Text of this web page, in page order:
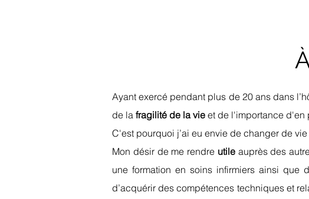
Ayant exercé pendant plus de 20 ans dans
de la fragilité de la vie et de l'importance d'en
C'est pourquoi j’ai eu envie de changer de
Mon désir de me rendre utile auprès des
une formation en soins infirmiers ainsi que
d’acquérir des compétences techniques et